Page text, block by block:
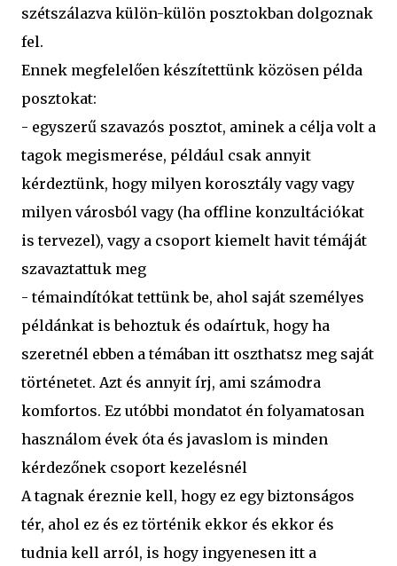
szétszálazva külön-külön posztokban dolgoznak
fel.
Ennek megfelelően készítettünk közösen példa
posztokat:
- egyszerű szavazós posztot, aminek a célja volt a
tagok megismerése, például csak annyit
kérdeztünk, hogy milyen korosztály vagy vagy
milyen városból vagy (ha offline konzultációkat
is tervezel), vagy a csoport kiemelt havit témáját
szavaztattuk meg
- témaindítókat tettünk be, ahol saját személyes
példánkat is behoztuk és odaírtuk, hogy ha
szeretnél ebben a témában itt oszthatsz meg saját
történetet. Azt és annyit írj, ami számodra
komfortos. Ez utóbbi mondatot én folyamatosan
használom évek óta és javaslom is minden
kérdezőnek csoport kezelésnél
A tagnak éreznie kell, hogy ez egy biztonságos
tér, ahol ez és ez történik ekkor és ekkor és
tudnia kell arról, is hogy ingyenesen itt a